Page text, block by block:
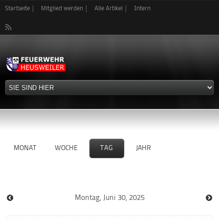
Direkt
Startseite Mitglied werden Alle Artikel Intern
MONAT WOCHE TAG JAHR
Montag, Juni 30, 2025
07
08
09